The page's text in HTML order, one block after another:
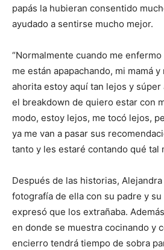
papás la hubieran consentido
ayudado a sentirse mucho mejor.
“Normalmente cuando me
me están apapachando, mi mamá y
ahorita estoy aquí tan lejos y súper
el breakdown de quiero estar con
modo, estoy lejos, me tocó lejos,
ya me van a pasar sus
tanto y les estaré contando qué tal
Después de las historias,
fotografía de ella con su padre y su
expresó que los extrañaba.
en donde se muestra cocinando y
encierro tendrá tiempo de sobra